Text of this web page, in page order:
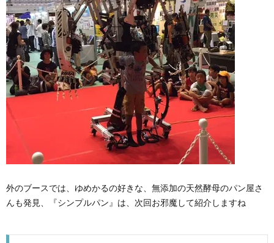
外のブースでは、ゆめかるの好きな、無添加の天然酵母のパン屋さ
んも発見、『シンプルパン』は、次回お邪魔して紹介しますね